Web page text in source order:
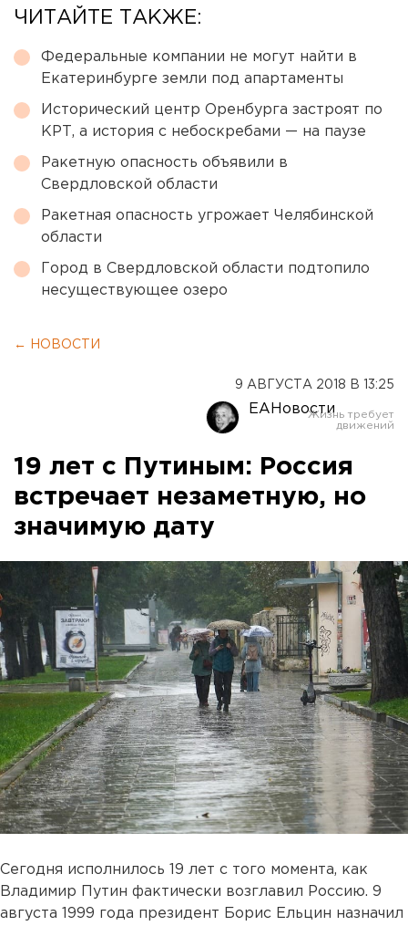
ЧИТАЙТЕ ТАКЖЕ:
Федеральные компании не могут найти в
Екатеринбурге земли под апартаменты
Исторический центр Оренбурга застроят по
КРТ, а история с небоскребами — на паузе
Ракетную опасность объявили в
Свердловской области
Ракетная опасность угрожает Челябинской
области
Город в Свердловской области подтопило
несуществующее озеро
← НОВОСТИ
9 АВГУСТА 2018 В 13:25
ЕАНовости
19 лет с Путиным: Россия
встречает незаметную, но
значимую дату
Сегодня исполнилось 19 лет с того момента, как
Владимир Путин фактически возглавил Россию. 9
августа 1999 года президент Борис Ельцин назначил